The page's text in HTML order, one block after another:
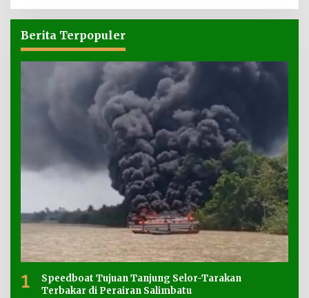
Berita Terpopuler
1
Speedboat Tujuan Tanjung Selor-Tarakan
Terbakar di Perairan Salimbatu